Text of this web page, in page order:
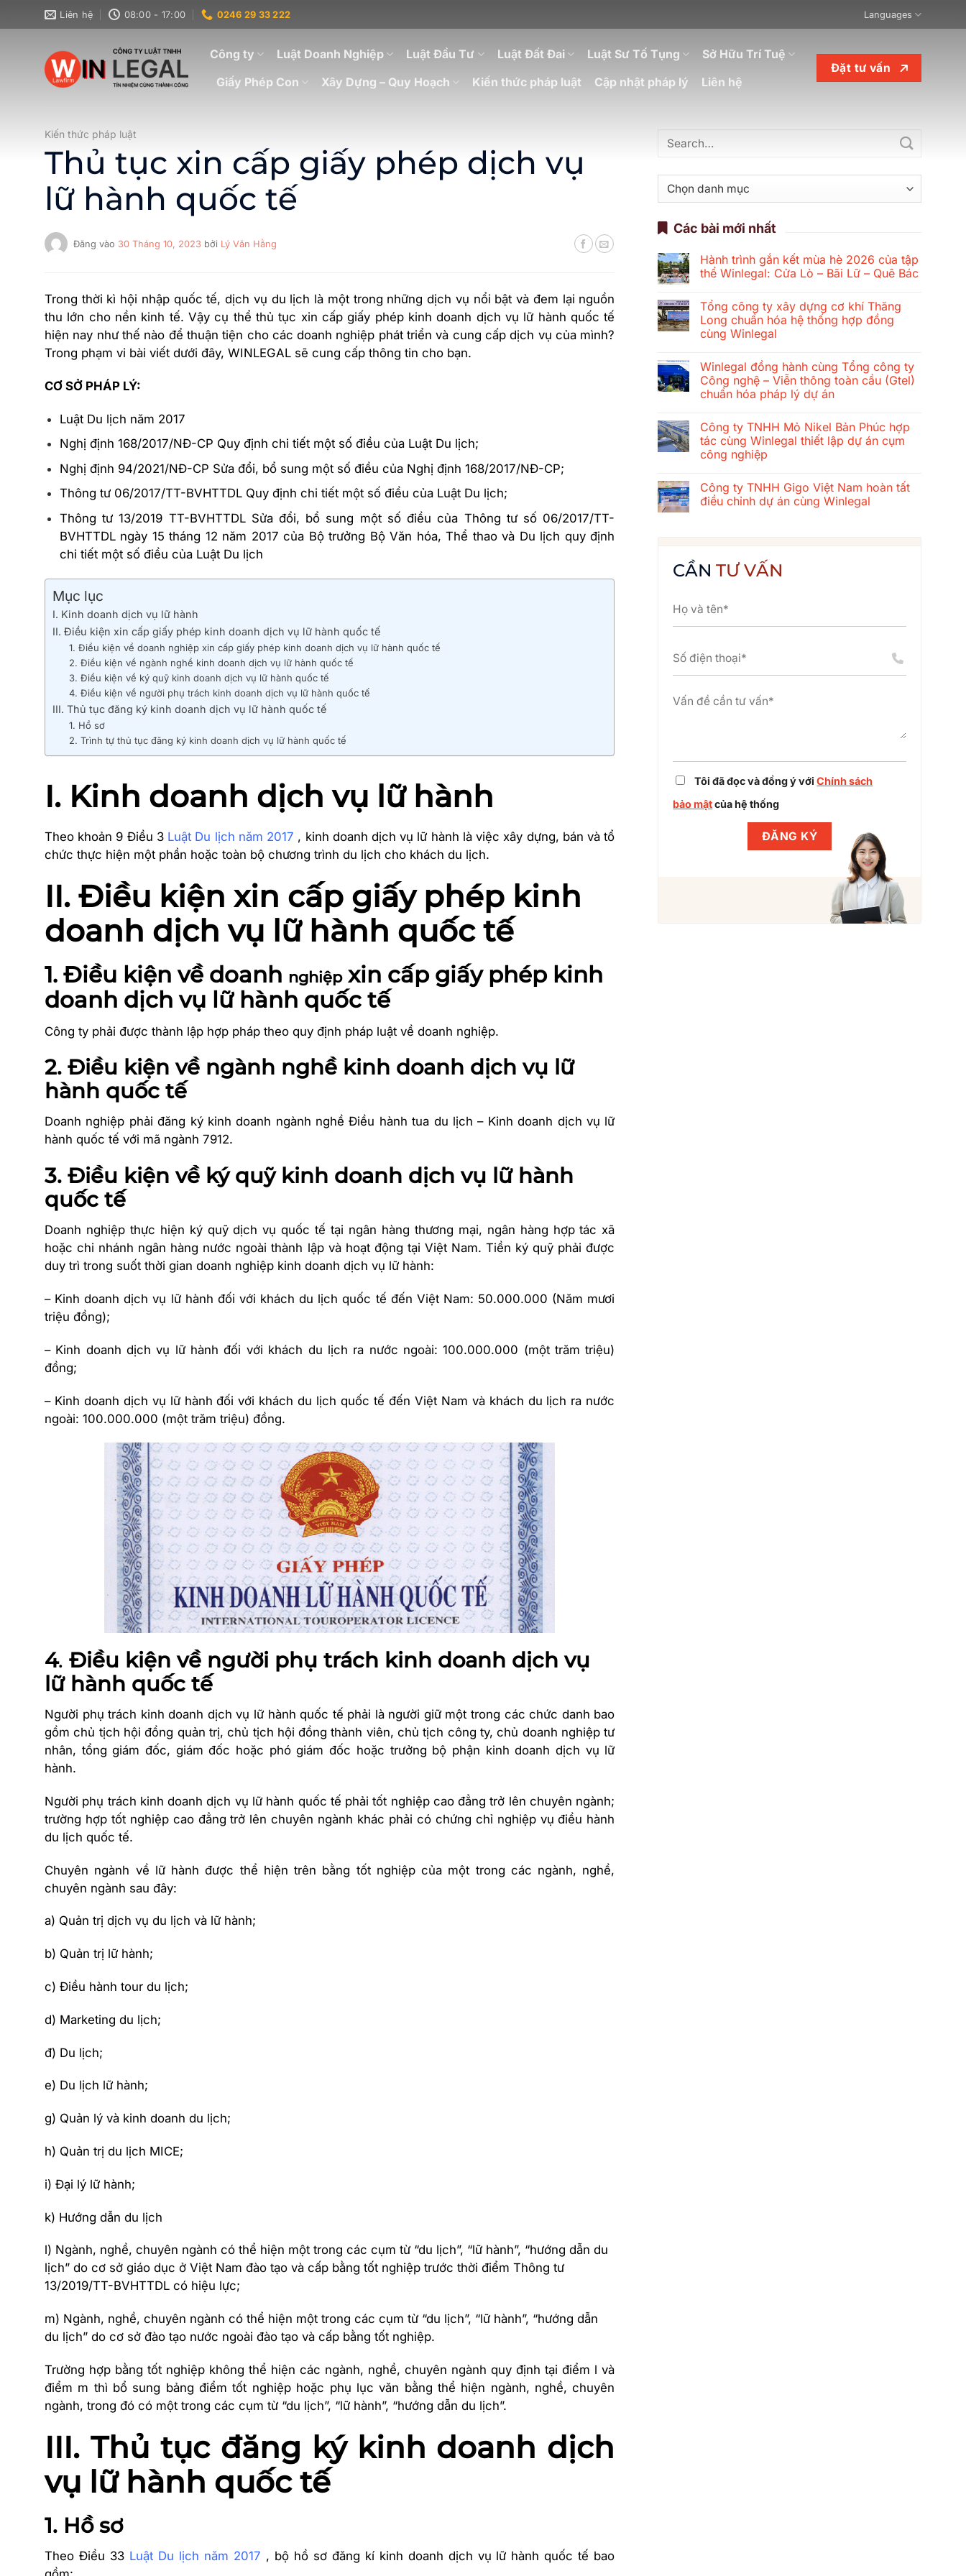
qua
Liên hệ 08:00 - 17:00 0246 29 33 222 Languages
Công ty Luật Doanh Nghiệp Luật Đầu Tư Luật Đất Đai Luật Sư Tố Tụng
Sở Hữu Trí Tuệ
Giấy Phép Con
Xây Dựng – Quy Hoạch Kiến thức pháp luật Cập nhật pháp lý Liên hệ
Đặt tư vấn
Kiến thức pháp luật
Thủ tục xin cấp giấy phép dịch vụ
lữ hành quốc tế
Đăng vào 30 Tháng 10, 2023 bởi Lý Văn Hằng
Trong thời kì hội nhập quốc tế, dịch vụ du lịch là một trong những dịch vụ nổi bật và đem lại nguồn
thu lớn cho nền kinh tế. Vậy cụ thể thủ tục xin cấp giấy phép kinh doanh dịch vụ lữ hành quốc tế
hiện nay như thế nào để thuận tiện cho các doanh nghiệp phát triển và cung cấp dịch vụ của mình?
Trong phạm vi bài viết dưới đây, WINLEGAL sẽ cung cấp thông tin cho bạn.
CƠ SỞ PHÁP LÝ:
Luật Du lịch năm 2017
Nghị định 168/2017/NĐ-CP Quy định chi tiết một số điều của Luật Du lịch;
Nghị định 94/2021/NĐ-CP Sửa đổi, bổ sung một số điều của Nghị định 168/2017/NĐ-CP;
Thông tư 06/2017/TT-BVHTTDL Quy định chi tiết một số điều của Luật Du lịch;
Thông tư 13/2019 TT-BVHTTDL Sửa đổi, bổ sung một số điều của Thông tư số 06/2017/TT-
BVHTTDL ngày 15 tháng 12 năm 2017 của Bộ trưởng Bộ Văn hóa, Thể thao và Du lịch quy định
chi tiết một số điều của Luật Du lịch
Mục lục
I. Kinh doanh dịch vụ lữ hành
II. Điều kiện xin cấp giấy phép kinh doanh dịch vụ lữ hành quốc tế
1. Điều kiện về doanh nghiệp xin cấp giấy phép kinh doanh dịch vụ lữ hành quốc tế
2. Điều kiện về ngành nghề kinh doanh dịch vụ lữ hành quốc tế
3. Điều kiện về ký quỹ kinh doanh dịch vụ lữ hành quốc tế
4. Điều kiện về người phụ trách kinh doanh dịch vụ lữ hành quốc tế
III. Thủ tục đăng ký kinh doanh dịch vụ lữ hành quốc tế
1. Hồ sơ
2. Trình tự thủ tục đăng ký kinh doanh dịch vụ lữ hành quốc tế
I. Kinh doanh dịch vụ lữ hành
Theo khoản 9 Điều 3 Luật Du lịch năm 2017 , kinh doanh dịch vụ lữ hành là việc xây dựng, bán và tổ
chức thực hiện một phần hoặc toàn bộ chương trình du lịch cho khách du lịch.
II. Điều kiện xin cấp giấy phép kinh
doanh dịch vụ lữ hành quốc tế
1. Điều kiện về doanh nghiệpxin cấp giấy phép kinh
doanh dịch vụ lữ hành quốc tế
Công ty phải được thành lập hợp pháp theo quy định pháp luật về doanh nghiệp.
2. Điều kiện về ngành nghề kinh doanh dịch vụ lữ
hành quốc tế
Doanh nghiệp phải đăng ký kinh doanh ngành nghề Điều hành tua du lịch – Kinh doanh dịch vụ lữ
hành quốc tế với mã ngành 7912.
3. Điều kiện về ký quỹ kinh doanh dịch vụ lữ hành
quốc tế
Doanh nghiệp thực hiện ký quỹ dịch vụ quốc tế tại ngân hàng thương mại, ngân hàng hợp tác xã
hoặc chi nhánh ngân hàng nước ngoài thành lập và hoạt động tại Việt Nam.Tiền ký quỹ phải được
duy trì trong suốt thời gian doanh nghiệp kinh doanh dịch vụ lữ hành:
– Kinh doanh dịch vụ lữ hành đối với khách du lịch quốc tế đến Việt Nam: 50.000.000 (Năm mươi
triệu đồng);
– Kinh doanh dịch vụ lữ hành đối với khách du lịch ra nước ngoài: 100.000.000 (một trăm triệu)
đồng;
– Kinh doanh dịch vụ lữ hành đối với khách du lịch quốc tế đến Việt Nam và khách du lịch ra nước
ngoài: 100.000.000 (một trăm triệu) đồng.
4. Điều kiện về người phụ trách kinh doanh dịch vụ
lữ hành quốc tế
Người phụ trách kinh doanh dịch vụ lữ hành quốc tế phải là người giữ một trong các chức danh bao
gồm chủ tịch hội đồng quản trị, chủ tịch hội đồng thành viên, chủ tịch công ty, chủ doanh nghiệp tư
nhân, tổng giám đốc, giám đốc hoặc phó giám đốc hoặc trưởng bộ phận kinh doanh dịch vụ lữ
hành.
Người phụ trách kinh doanh dịch vụ lữ hành quốc tế phải tốt nghiệp cao đẳng trở lên chuyên ngành;
trường hợp tốt nghiệp cao đẳng trở lên chuyên ngành khác phải có chứng chỉ nghiệp vụ điều hành
du lịch quốc tế.
Chuyên ngành về lữ hành được thể hiện trên bằng tốt nghiệp của một trong các ngành, nghề,
chuyên ngành sau đây:
a) Quản trị dịch vụ du lịch và lữ hành;
b) Quản trị lữ hành;
c) Điều hành tour du lịch;
d) Marketing du lịch;
đ) Du lịch;
e) Du lịch lữ hành;
g) Quản lý và kinh doanh du lịch;
h) Quản trị du lịch MICE;
i) Đại lý lữ hành;
k) Hướng dẫn du lịch
l) Ngành, nghề, chuyên ngành có thể hiện một trong các cụm từ “du lịch”, “lữ hành”, “hướng dẫn du
lịch” do cơ sở giáo dục ở Việt Nam đào tạo và cấp bằng tốt nghiệp trước thời điểm Thông tư
13/2019/TT-BVHTTDL có hiệu lực;
m) Ngành, nghề, chuyên ngành có thể hiện một trong các cụm từ “du lịch”, “lữ hành”, “hướng dẫn
du lịch” do cơ sở đào tạo nước ngoài đào tạo và cấp bằng tốt nghiệp.
Trường hợp bằng tốt nghiệp không thể hiện các ngành, nghề, chuyên ngành quy định tại điểm l và
điểm m thì bổ sung bảng điểm tốt nghiệp hoặc phụ lục văn bằng thể hiện ngành, nghề, chuyên
ngành, trong đó có một trong các cụm từ “du lịch”, “lữ hành”, “hướng dẫn du lịch”.
III. Thủ tục đăng ký kinh doanh dịch
vụ lữ hành quốc tế
1. Hồ sơ
Theo Điều 33 Luật Du lịch năm 2017 , bộ hồ sơ đăng kí kinh doanh dịch vụ lữ hành quốc tế bao
Danh
mục
Các bài mới nhất
Hành trình gắn kết mùa hè 2026 của tập
thể Winlegal: Cửa Lò – Bãi Lữ – Quê Bác
bình
luận
ở
Hành
kết
mùa
hè
2026
của
Winlegal:
Cửa
Lò
–
–
Quê
Bác
Tổng công ty xây dựng cơ khí Thăng
Long chuẩn hóa hệ thống hợp đồng
cùng Winlegal
bình
luận
ở
Tổng
xây
dựng
cơ
khí
Thăng
hóa
hệ
thống
Winlegal đồng hành cùng Tổng công ty
Công nghệ – Viễn thông toàn cầu (Gtel)
chuẩn hóa pháp lý dự án
bình
luận
ở
Winlegal
cùng
Tổng
công
toàn
cầu
hóa
pháp
Công ty TNHH Mỏ Nikel Bản Phúc hợp
tác cùng Winlegal thiết lập dự án cụm
công nghiệp
bình
luận
ở
Bản
Phúc
Winlegal
lập
cụm
công
nghiệp
Công ty TNHH Gigo Việt Nam hoàn tất
điều chỉnh dự án cùng Winlegal
Công
ty
Nam
tất
dự
án
cùng
CẦNTƯ VẤN
Tôi đã đọc và đồng ý vớiChính sách
bảo mậtcủa hệ thống